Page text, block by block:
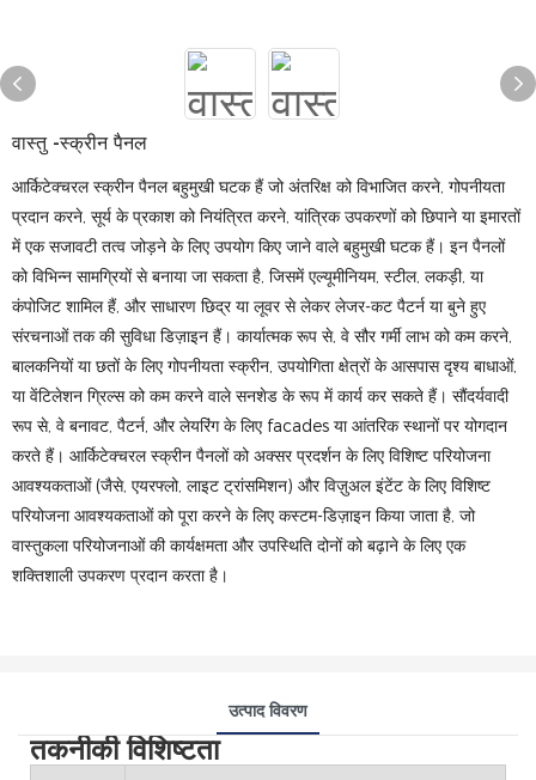
वास्तु -स्क्रीन पैनल
आर्किटेक्चरल स्क्रीन पैनल बहुमुखी घटक हैं जो अंतरिक्ष को विभाजित करने, गोपनीयता
प्रदान करने, सूर्य के प्रकाश को नियंत्रित करने, यांत्रिक उपकरणों को छिपाने या इमारतों
में एक सजावटी तत्व जोड़ने के लिए उपयोग किए जाने वाले बहुमुखी घटक हैं। इन पैनलों
को विभिन्न सामग्रियों से बनाया जा सकता है, जिसमें एल्यूमीनियम, स्टील, लकड़ी, या
कंपोजिट शामिल हैं, और साधारण छिद्र या लूवर से लेकर लेजर-कट पैटर्न या बुने हुए
संरचनाओं तक की सुविधा डिज़ाइन हैं। कार्यात्मक रूप से, वे सौर गर्मी लाभ को कम करने,
बालकनियों या छतों के लिए गोपनीयता स्क्रीन, उपयोगिता क्षेत्रों के आसपास दृश्य बाधाओं,
या वेंटिलेशन ग्रिल्स को कम करने वाले सनशेड के रूप में कार्य कर सकते हैं। सौंदर्यवादी
रूप से, वे बनावट, पैटर्न, और लेयरिंग के लिए facades या आंतरिक स्थानों पर योगदान
करते हैं। आर्किटेक्चरल स्क्रीन पैनलों को अक्सर प्रदर्शन के लिए विशिष्ट परियोजना
आवश्यकताओं (जैसे, एयरफ्लो, लाइट ट्रांसमिशन) और विज़ुअल इंटेंट के लिए विशिष्ट
परियोजना आवश्यकताओं को पूरा करने के लिए कस्टम-डिज़ाइन किया जाता है, जो
वास्तुकला परियोजनाओं की कार्यक्षमता और उपस्थिति दोनों को बढ़ाने के लिए एक
शक्तिशाली उपकरण प्रदान करता है।
उत्पाद विवरण
तकनीकी विशिष्टता